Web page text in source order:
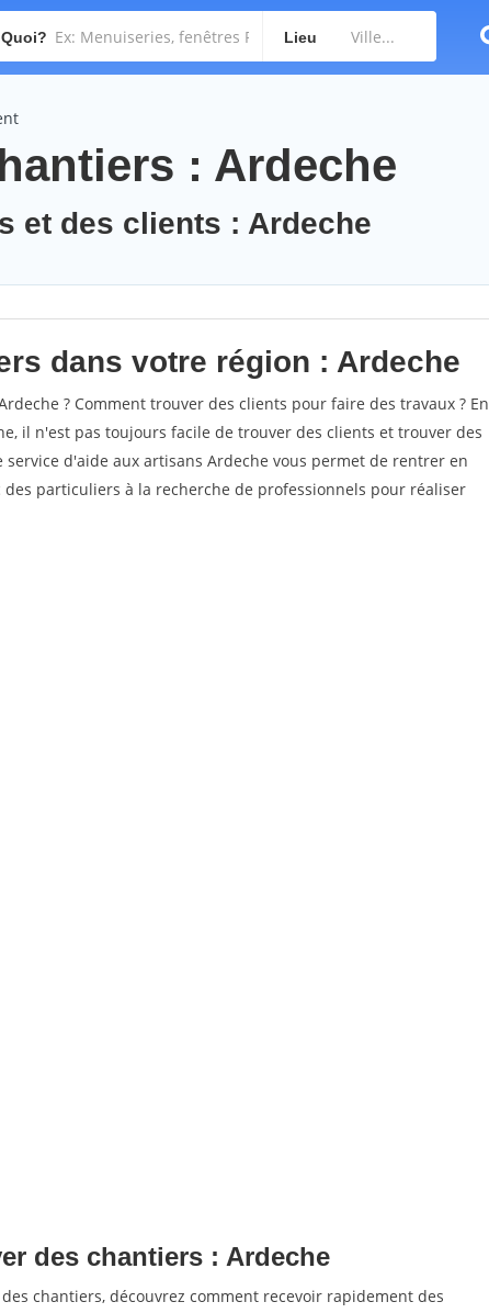
Quoi? Lieu
: Ardeche
et des clients : Ardeche
dans votre région : Ardeche
? Comment trouver des clients pour faire des travaux ? En
il n'est pas toujours facile de trouver des clients et trouver des
d'aide aux artisans Ardeche vous permet de rentrer en
particuliers à la recherche de professionnels pour réaliser
des chantiers : Ardeche
chantiers, découvrez comment recevoir rapidement des